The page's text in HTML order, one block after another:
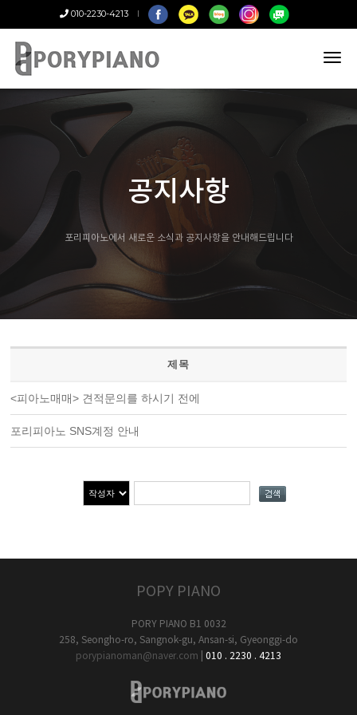
010-2230-4213
공지사항
포리피아노에서 새로운 소식과 공지사항을 안내해드립니다
제목
<피아노매매> 견적문의를 하시기 전에
포리피아노 SNS계정 안내
POPY PIANO
PORY PIANO B1 0032
258, Seongho-ro, Sangnok-gu, Ansan-si, Gyeonggi-do
porypianoman@naver.com
010 . 2230 . 4213